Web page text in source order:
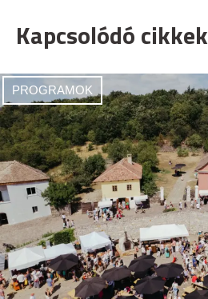
Kapcsolódó cikkek
PROGRAMOK